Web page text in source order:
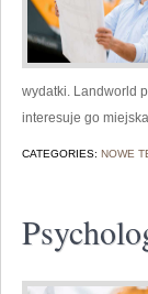
wydatki. Landworld
interesuje go
CATEGORIES: NOWE